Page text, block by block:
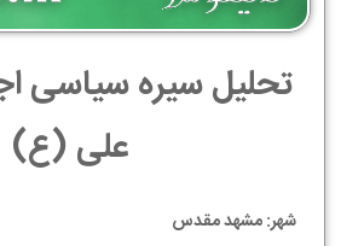
تحلیل سیره سیاسی
علی (ع)
شهر: مشهد مقدس